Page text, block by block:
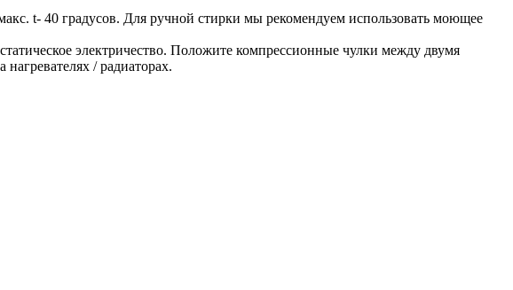
t- 40 градусов. Для ручной стирки мы рекомендуем использовать моющее
электричество. Положите компрессионные чулки между двумя
/ радиаторах.